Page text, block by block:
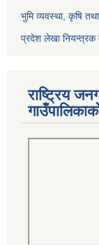
भुमि व्यवस्था, कृषि
प्रदेश लेखा नियन्त्रक
राष्ट्रिय